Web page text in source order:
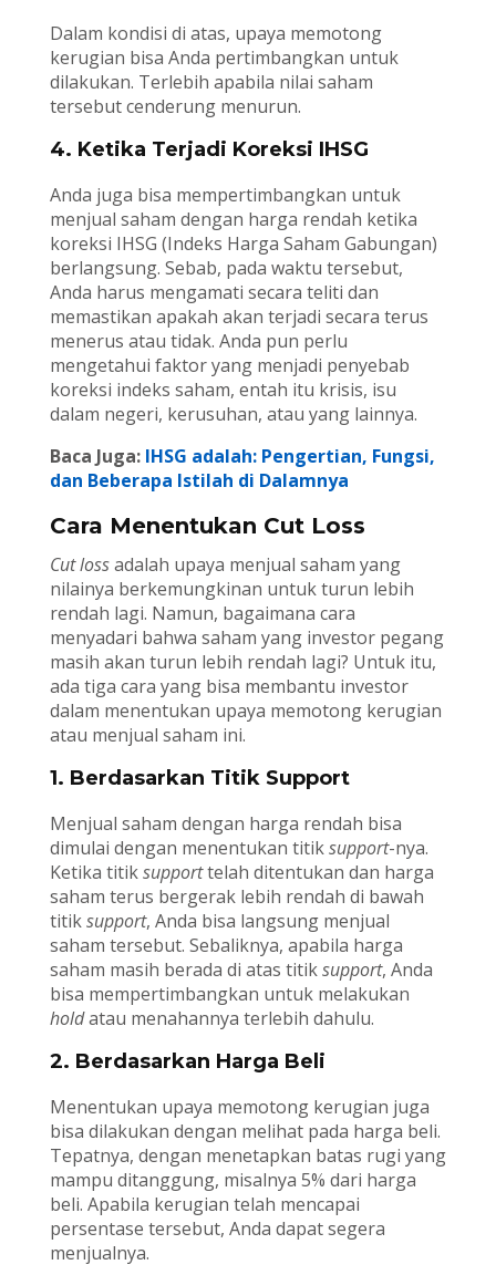
Dalam kondisi di atas, upaya memotong
kerugian bisa Anda pertimbangkan untuk
dilakukan. Terlebih apabila nilai saham
tersebut cenderung menurun.
4. Ketika Terjadi Koreksi IHSG
Anda juga bisa mempertimbangkan untuk
menjual saham dengan harga rendah ketika
koreksi IHSG (Indeks Harga Saham Gabungan)
berlangsung. Sebab, pada waktu tersebut,
Anda harus mengamati secara teliti dan
memastikan apakah akan terjadi secara terus
menerus atau tidak. Anda pun perlu
mengetahui faktor yang menjadi penyebab
koreksi indeks saham, entah itu krisis, isu
dalam negeri, kerusuhan, atau yang lainnya.
Baca Juga: IHSG adalah: Pengertian, Fungsi,
dan Beberapa Istilah di Dalamnya
Cara Menentukan Cut Loss
Cut lossadalah upaya menjual saham yang
nilainya berkemungkinan untuk turun lebih
rendah lagi. Namun, bagaimana cara
menyadari bahwa saham yang investor pegang
masih akan turun lebih rendah lagi? Untuk itu,
ada tiga cara yang bisa membantu investor
dalam menentukan upaya memotong kerugian
atau menjual saham ini.
1. Berdasarkan Titik Support
Menjual saham dengan harga rendah bisa
dimulai dengan menentukan titiksupport-nya.
Ketika titiksupporttelah ditentukan dan harga
saham terus bergerak lebih rendah di bawah
titiksupport, Anda bisa langsung menjual
saham tersebut. Sebaliknya, apabila harga
saham masih berada di atas titiksupport, Anda
bisa mempertimbangkan untuk melakukan
holdatau menahannya terlebih dahulu.
2. Berdasarkan Harga Beli
Menentukan upaya memotong kerugian juga
bisa dilakukan dengan melihat pada harga beli.
Tepatnya, dengan menetapkan batas rugi yang
mampu ditanggung, misalnya 5% dari harga
beli. Apabila kerugian telah mencapai
persentase tersebut, Anda dapat segera
menjualnya.